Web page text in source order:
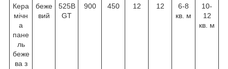
Кера
мічн
а
пане
ль
беже
ва з
беже
вий
525B
GТ
900 450 12 12
6-8
кв. м
10-
12
кв. м